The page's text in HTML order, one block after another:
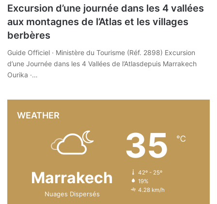
Excursion d’une journée dans les 4 vallées
aux montagnes de l’Atlas et les villages
berbères
Guide Officiel · Ministère du Tourisme (Réf. 2898) Excursion
d’une Journée dans les 4 Vallées de l’Atlasdepuis Marrakech
Ourika ·…
WEATHER
Marrakech
Nuages Dispersés
35 ℃
42º - 25º
19%
4.28 km/h